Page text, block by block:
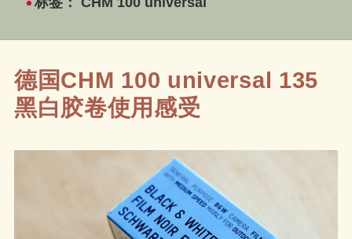
德国CHM 100 universal 135
黑白胶卷使用感受